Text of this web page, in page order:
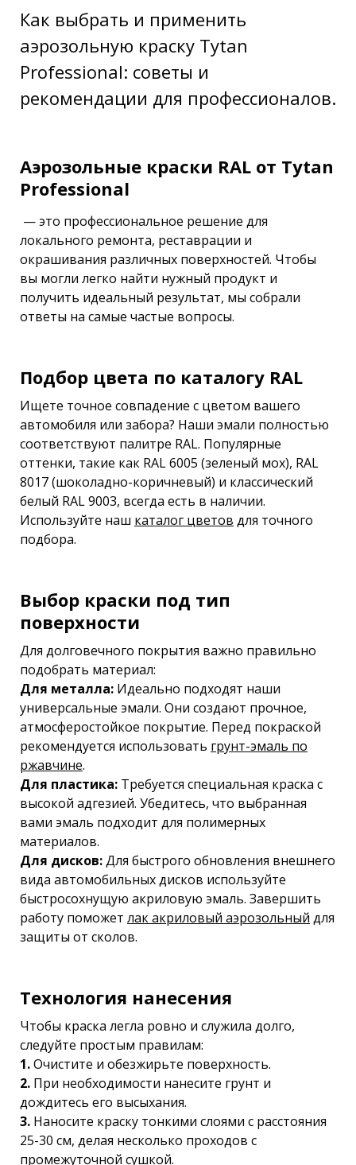
Как выбрать и применить
аэрозольную краску Tytan
Professional: советы и
рекомендации для профессионалов.
Аэрозольные краски RAL от Tytan
Professional
— это профессиональное решение для
локального ремонта, реставрации и
окрашивания различных поверхностей. Чтобы
вы могли легко найти нужный продукт и
получить идеальный результат, мы собрали
ответы на самые частые вопросы.
Подбор цвета по каталогу RAL
Ищете точное совпадение с цветом вашего
автомобиля или забора? Наши эмали полностью
соответствуют палитре RAL. Популярные
оттенки, такие как RAL 6005 (зеленый мох), RAL
8017 (шоколадно-коричневый) и классический
белый RAL 9003, всегда есть в наличии.
Используйте наш каталог цветов для точного
подбора.
Выбор краски под тип
поверхности
Для долговечного покрытия важно правильно
подобрать материал:
Для металла: Идеально подходят наши
универсальные эмали. Они создают прочное,
атмосферостойкое покрытие. Перед покраской
рекомендуется использовать грунт-эмаль по
ржавчине.
Для пластика: Требуется специальная краска с
высокой адгезией. Убедитесь, что выбранная
вами эмаль подходит для полимерных
материалов.
Для дисков:Для быстрого обновления внешнего
вида автомобильных дисков используйте
быстросохнущую акриловую эмаль. Завершить
работу поможет лак акриловый аэрозольный для
защиты от сколов.
Технология нанесения
Чтобы краска легла ровно и служила долго,
следуйте простым правилам:
1.Очистите и обезжирьте поверхность.
2. При необходимости нанесите грунт и
дождитесь его высыхания.
3. Наносите краску тонкими слоями с расстояния
25-30 см, делая несколько проходов с
промежуточной сушкой.